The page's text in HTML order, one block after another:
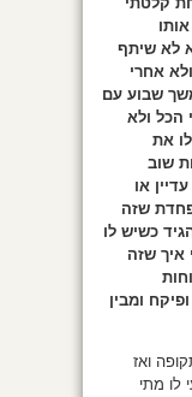
לא שיתף
אחרי
שבוע עם
הכל ולא
את
שוב
או
שזה
כשיש לו
איך שזה
ומבין
ואז
לו מתי